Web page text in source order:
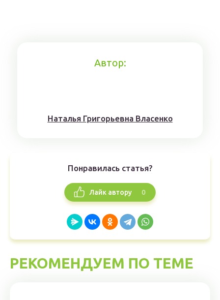
Автор:
Наталья Григорьевна Власенко
Понравилась статья?
Лайк автору 0
РЕКОМЕНДУЕМ ПО ТЕМЕ